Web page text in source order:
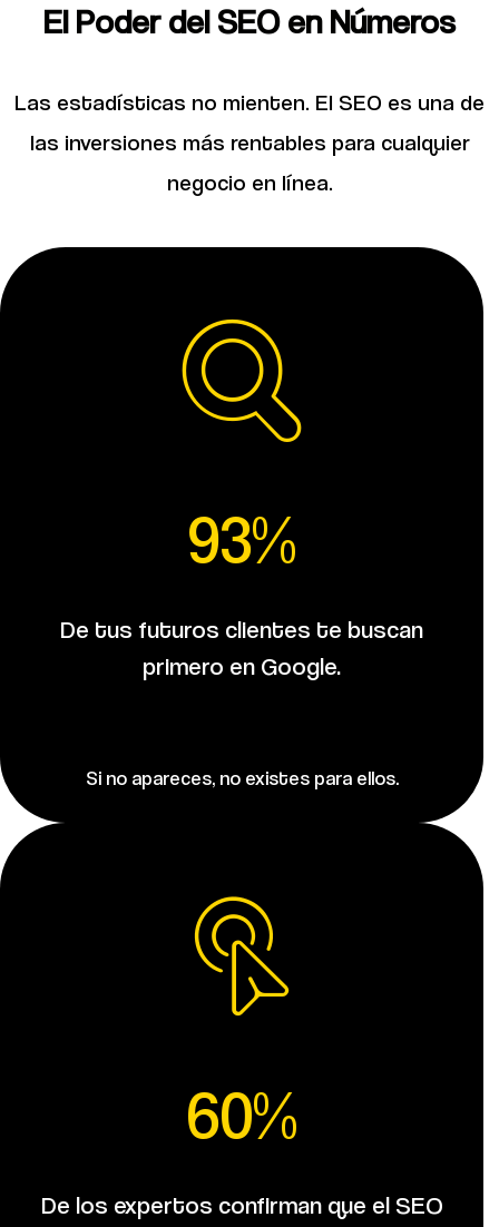
El Poder del SEO en Números
Las estadísticas no mienten. El SEO es una de
las inversiones más rentables para cualquier
negocio en línea.
93%
De tus futuros clientes te buscan
primero en Google.
Si no apareces, no existes para ellos.
60%
De los expertos confirman que el SEO